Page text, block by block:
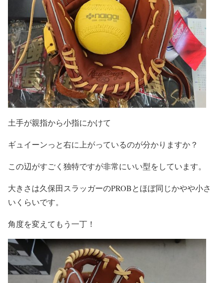
土手が親指から小指にかけて
ギュイーンっと右に上がっているのが分かりますか？
この辺がすごく独特ですが非常にいい型をしています。
大きさは久保田スラッガーのPROBとほぼ同じかやや小さ
いくらいです。
角度を変えてもう一丁！